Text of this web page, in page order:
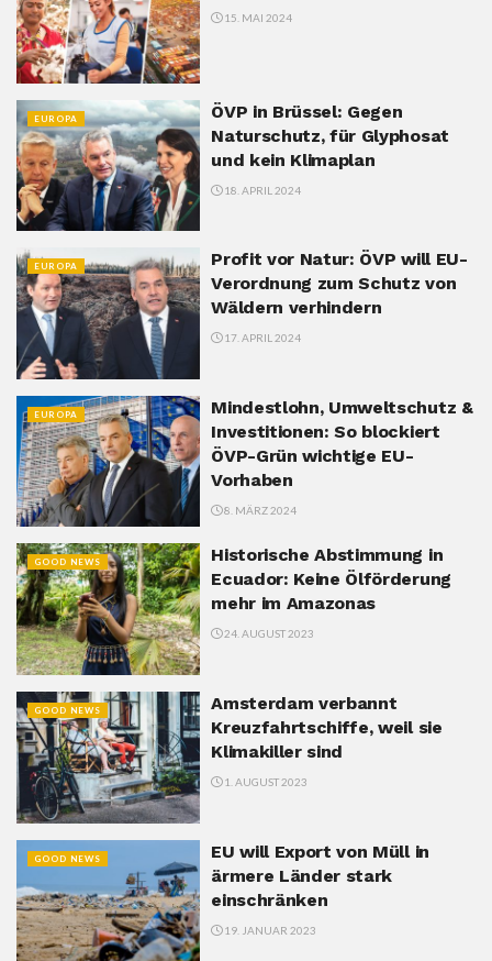
15. MAI 2024
EUROPA
ÖVP in Brüssel: Gegen
Naturschutz, für Glyphosat
und kein Klimaplan
18. APRIL 2024
EUROPA
Profit vor Natur: ÖVP will EU-
Verordnung zum Schutz von
Wäldern verhindern
17. APRIL 2024
EUROPA
Mindestlohn, Umweltschutz &
Investitionen: So blockiert
ÖVP-Grün wichtige EU-
Vorhaben
8. MÄRZ 2024
GOOD NEWS
Historische Abstimmung in
Ecuador: Keine Ölförderung
mehr im Amazonas
24. AUGUST 2023
GOOD NEWS
Amsterdam verbannt
Kreuzfahrtschiffe, weil sie
Klimakiller sind
1. AUGUST 2023
GOOD NEWS
EU will Export von Müll in
ärmere Länder stark
einschränken
19. JANUAR 2023